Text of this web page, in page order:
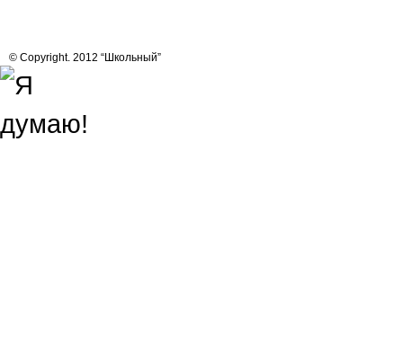
© Copyright. 2012 “Школьный”